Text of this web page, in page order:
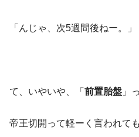
「んじゃ、次5週間後ねー。」
て、いやいや、「 前置胎盤 」
帝王切開って軽ーく言われて